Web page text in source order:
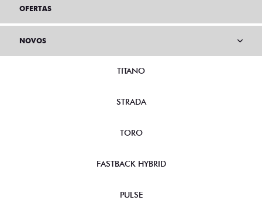
OFERTAS
NOVOS
TITANO
STRADA
TORO
FASTBACK HYBRID
PULSE